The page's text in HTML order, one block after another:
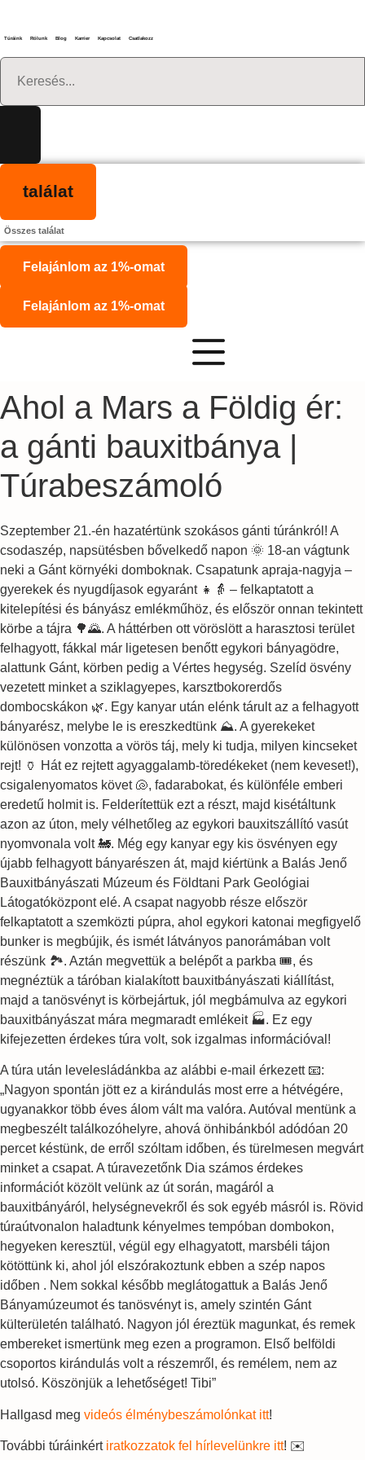
Túráink Rólunk Blog Karrier Kapcsolat Csatlakozz
Search
találat
Összes találat
Felajánlom az 1%-omat
Felajánlom az 1%-omat
Ahol a Mars a Földig ér:
a gánti bauxitbánya |
Túrabeszámoló
Szeptember 21.-én hazatértünk szokásos gánti túránkról! A
csodaszép, napsütésben bővelkedő napon 🌞 18-an vágtunk
neki a Gánt környéki domboknak. Csapatunk apraja-nagyja –
gyerekek és nyugdíjasok egyaránt 👧👵 – felkaptatott a
kitelepítési és bányász emlékműhöz, és először onnan tekintett
körbe a tájra 🌳🌄. A háttérben ott vöröslött a harasztosi terület
felhagyott, fákkal már ligetesen benőtt egykori bányagödre,
alattunk Gánt, körben pedig a Vértes hegység. Szelíd ösvény
vezetett minket a sziklagyepes, karsztbokorerdős
dombocskákon 🌿. Egy kanyar után elénk tárult az a felhagyott
bányarész, melybe le is ereszkedtünk ⛰️. A gyerekeket
különösen vonzotta a vörös táj, mely ki tudja, milyen kincseket
rejt! 🏺 Hát ez rejtett agyaggalamb-töredékeket (nem keveset!),
csigalenyomatos követ 🐚, fadarabokat, és különféle emberi
eredetű holmit is. Felderítettük ezt a részt, majd kisétáltunk
azon az úton, mely vélhetőleg az egykori bauxitszállító vasút
nyomvonala volt 🚂. Még egy kanyar egy kis ösvényen egy
újabb felhagyott bányarészen át, majd kiértünk a Balás Jenő
Bauxitbányászati Múzeum és Földtani Park Geológiai
Látogatóközpont elé. A csapat nagyobb része először
felkaptatott a szemközti púpra, ahol egykori katonai megfigyelő
bunker is megbújik, és ismét látványos panorámában volt
részünk 🏞️. Aztán megvettük a belépőt a parkba 🎟️, és
megnéztük a táróban kialakított bauxitbányászati kiállítást,
majd a tanösvényt is körbejártuk, jól megbámulva az egykori
bauxitbányászat mára megmaradt emlékeit 🏭. Ez egy
kifejezetten érdekes túra volt, sok izgalmas információval!
A túra után levelesládánkba az alábbi e-mail érkezett 📧:
„Nagyon spontán jött ez a kirándulás most erre a hétvégére,
ugyanakkor több éves álom vált ma valóra. Autóval mentünk a
megbeszélt találkozóhelyre, ahová önhibánkból adódóan 20
percet késtünk, de erről szóltam időben, és türelmesen megvárt
minket a csapat. A túravezetőnk Dia számos érdekes
információt közölt velünk az út során, magáról a
bauxitbányáról, helységnevekről és sok egyéb másról is. Rövid
túraútvonalon haladtunk kényelmes tempóban dombokon,
hegyeken keresztül, végül egy elhagyatott, marsbéli tájon
kötöttünk ki, ahol jól elszórakoztunk ebben a szép napos
időben . Nem sokkal később meglátogattuk a Balás Jenő
Bányamúzeumot és tanösvényt is, amely szintén Gánt
külterületén található. Nagyon jól éreztük magunkat, és remek
embereket ismertünk meg ezen a programon‍. Első belföldi
csoportos kirándulás volt a részemről, és remélem, nem az
utolsó. Köszönjük a lehetőséget! Tibi”
Hallgasd meg videós élménybeszámolónkat itt!
További túráinkért iratkozzatok fel hírlevelünkre itt! ✉️